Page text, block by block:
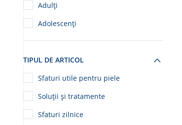
Adulți
Adolescenți
TIPUL DE ARTICOL
Sfaturi utile pentru piele
Soluții și tratamente
Sfaturi zilnice